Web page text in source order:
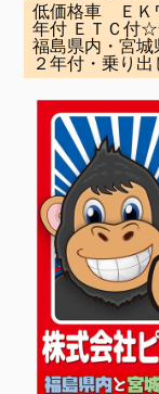
低価格車 Ｅ
年付 ＥＴＣ付☆
福島県内・宮城
２年付・乗り